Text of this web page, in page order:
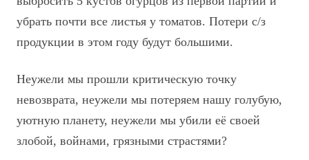
убрать почти все листья у томатов. Потери с/з
продукции в этом году будут большими.
Неужели мы прошли критическую точку
невозврата, неужели мы потеряем нашу голубую,
уютную планету, неужели мы убили её своей
злобой, войнами, грязными страстями?